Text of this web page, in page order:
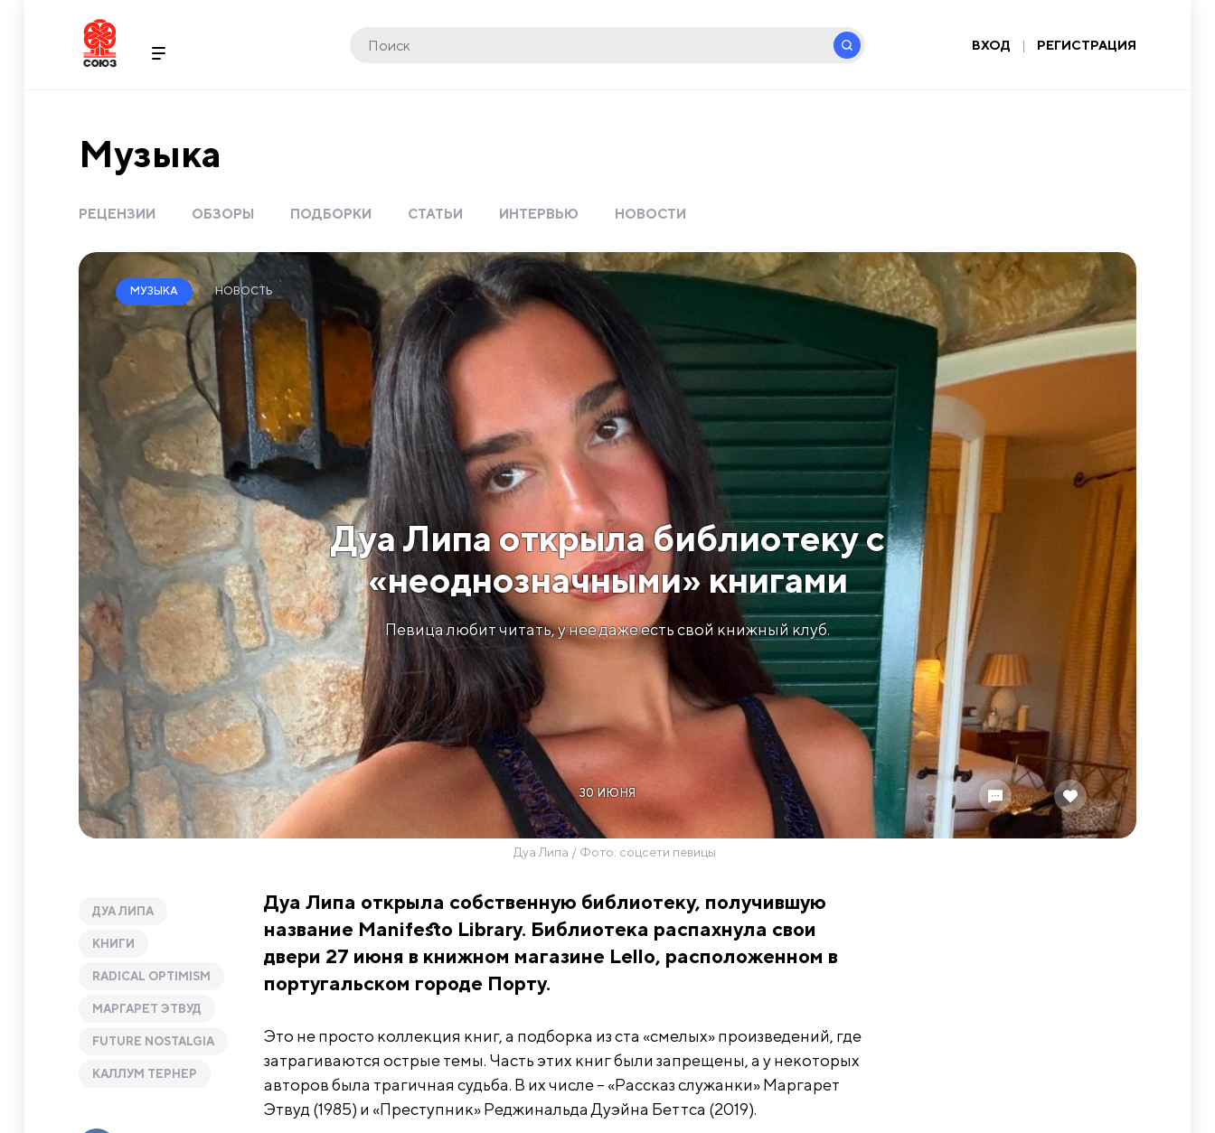
ВХОД | РЕГИСТРАЦИЯ
Музыка
РЕЦЕНЗИИ ОБЗОРЫ ПОДБОРКИ СТАТЬИ ИНТЕРВЬЮ НОВОСТИ
Дуа Липа открыла библиотеку с
«неоднозначными» книгами
Певица любит читать, у нее даже есть свой книжный клуб.
МУЗЫКА НОВОСТЬ
30 ИЮНЯ
Дуа Липа / Фото: соцсети певицы
ДУА ЛИПА
КНИГИ
RADICAL OPTIMISM
МАРГАРЕТ ЭТВУД
FUTURE NOSTALGIA
КАЛЛУМ ТЕРНЕР
Дуа Липа открыла собственную библиотеку, получившую
название Manifesto Library. Библиотека распахнула свои
двери 27 июня в книжном магазине Lello, расположенном в
португальском городе Порту.
Это не просто коллекция книг, а подборка из ста «смелых» произведений, где
затрагиваются острые темы. Часть этих книг были запрещены, а у некоторых
авторов была трагичная судьба. В их числе – «Рассказ служанки» Маргарет
Этвуд (1985) и «Преступник» Реджинальда Дуэйна Беттса (2019).